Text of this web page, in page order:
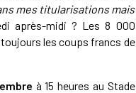
mes titularisations mais
après-midi ? Les 8 000
les coups francs de
à 15 heures au Stade